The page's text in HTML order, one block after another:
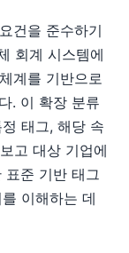
건을 준수하기
회계 시스템에
계를 기반으로
. 이 확장 분류
태그, 해당 속
고 대상 기업에
표준 기반 태그
이해하는 데